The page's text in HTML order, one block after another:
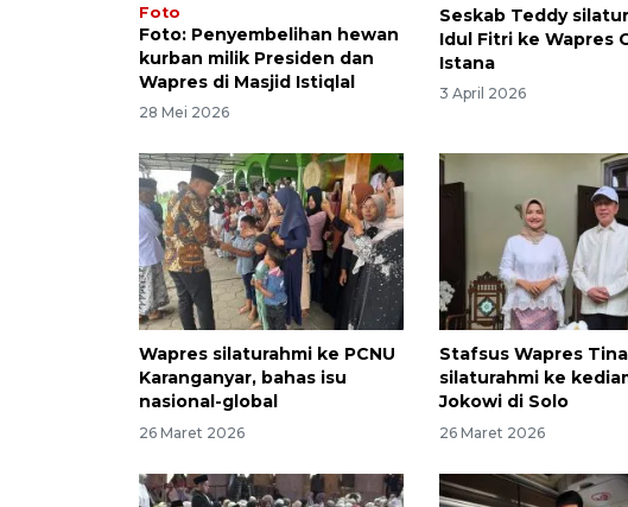
Foto
Foto: Penyembelihan hewan
kurban milik Presiden dan
Wapres di Masjid Istiqlal
28 Mei 2026
Seskab Teddy
Idul Fitri ke Wapres
Istana
3 April 2026
Wapres silaturahmi ke PCNU
Karanganyar, bahas isu
nasional-global
26 Maret 2026
Stafsus Wapres
silaturahmi ke
Jokowi di Solo
26 Maret 2026